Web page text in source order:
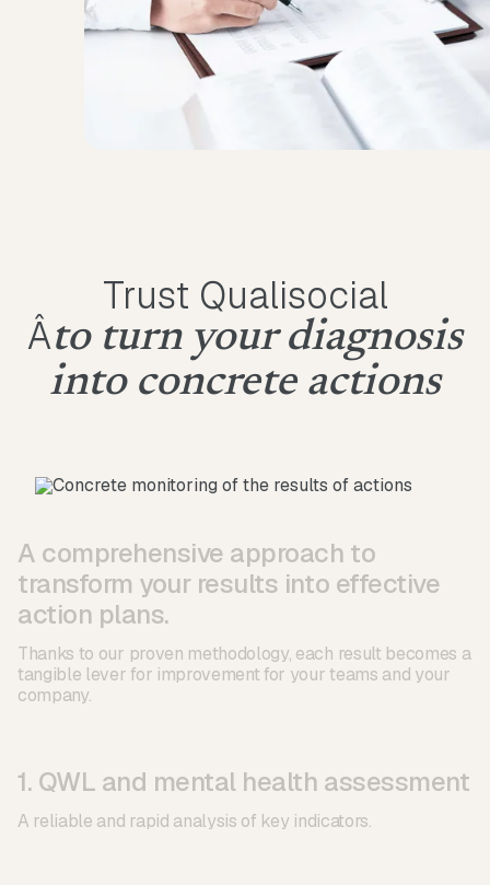
Trust Qualisocial
Âto turn your diagnosis
into concrete actions
A comprehensive approach to
transform your results into effective
action plans.
Thanks to our proven methodology, each result becomes a
tangible lever for improvement for your teams and your
company.
1. QWL and mental health assessment
A reliable and rapid analysis of key indicators.